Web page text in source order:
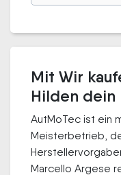
Mit Wir
Hilden dein
AutMoTec ist ein
Meisterbetrieb,
Marcello Argese